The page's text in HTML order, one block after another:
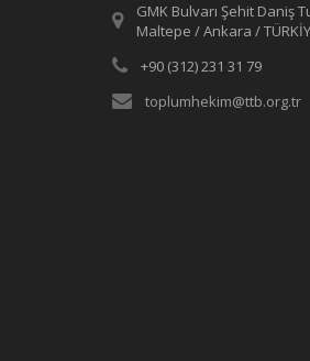
GMK Bulvarı Şehit Daniş
Maltepe / Ankara /
+90 (312) 231 31 79
toplumhekim@ttb.org.tr